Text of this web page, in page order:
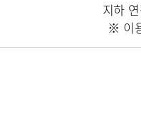
지하
※ 이